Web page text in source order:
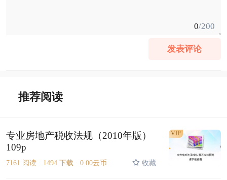
0/200
发表评论
推荐阅读
专业房地产税收法规（2010年版）
109p
7161 阅读 · 1494 下载 · 0.00云币 收藏
VIP